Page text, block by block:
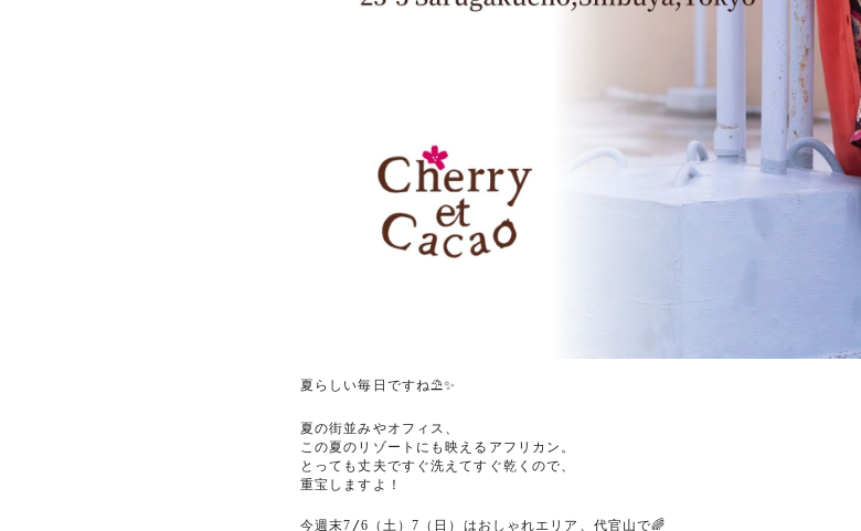
夏らしい毎日ですね ⛱️✨
夏の街並みやオフィス、
この夏のリゾートにも映えるアフリカン。
とっても丈夫ですぐ洗えてすぐ乾くので、
重宝しますよ！
今週末7 /6 （土）7 （日）はおしゃれエリア、代官山で🌈